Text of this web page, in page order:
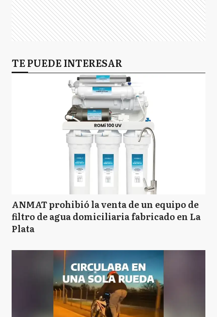
TE PUEDE INTERESAR
ANMAT prohibió la venta de un equipo de
filtro de agua domiciliaria fabricado en La
Plata